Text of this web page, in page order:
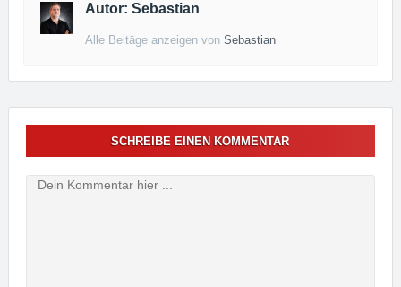
Autor: Sebastian
Alle Beitäge anzeigen vonSebastian
SCHREIBE EINEN KOMMENTAR